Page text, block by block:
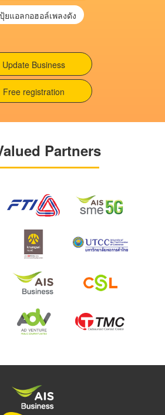
แอลกอฮอล์เพลงดัง
Update Business
Free registration
Partners